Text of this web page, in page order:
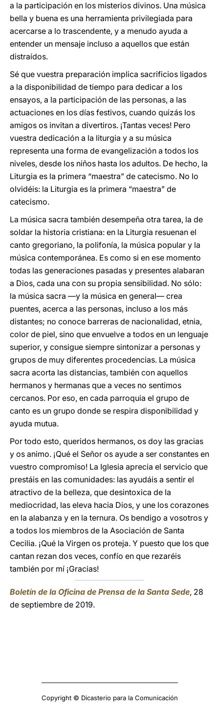
a la participación en los misterios divinos. Una música
bella y buena es una herramienta privilegiada para
acercarse a lo trascendente, y a menudo ayuda a
entender un mensaje incluso a aquellos que están
distraídos.
Sé que vuestra preparación implica sacrificios ligados
a la disponibilidad de tiempo para dedicar a los
ensayos, a la participación de las personas, a las
actuaciones en los días festivos, cuando quizás los
amigos os invitan a divertiros. ¡Tantas veces! Pero
vuestra dedicación a la liturgia y a su música
representa una forma de evangelización a todos los
niveles, desde los niños hasta los adultos. De hecho, la
Liturgia es la primera “maestra” de catecismo. No lo
olvidéis: la Liturgia es la primera “maestra” de
catecismo.
La música sacra también desempeña otra tarea, la de
soldar la historia cristiana: en la Liturgia resuenan el
canto gregoriano, la polifonía, la música popular y la
música contemporánea. Es como si en ese momento
todas las generaciones pasadas y presentes alabaran
a Dios, cada una con su propia sensibilidad. No sólo:
la música sacra ―y la música en general― crea
puentes, acerca a las personas, incluso a los más
distantes; no conoce barreras de nacionalidad, etnia,
color de piel, sino que envuelve a todos en un lenguaje
superior, y consigue siempre sintonizar a personas y
grupos de muy diferentes procedencias. La música
sacra acorta las distancias, también con aquellos
hermanos y hermanas que a veces no sentimos
cercanos. Por eso, en cada parroquia el grupo de
canto es un grupo donde se respira disponibilidad y
ayuda mutua.
Por todo esto, queridos hermanos, os doy las gracias
y os animo. ¡Qué el Señor os ayude a ser constantes en
vuestro compromiso! La Iglesia aprecia el servicio que
prestáis en las comunidades: las ayudáis a sentir el
atractivo de la belleza, que desintoxica de la
mediocridad, las eleva hacia Dios, y une los corazones
en la alabanza y en la ternura. Os bendigo a vosotros y
a todos los miembros de la Asociación de Santa
Cecilia. ¡Qué la Virgen os proteja. Y puesto que los que
cantan rezan dos veces, confío en que rezaréis
también por mí ¡Gracias!
Boletín de la Oficina de Prensa de la Santa Sede, 28
de septiembre de 2019.
Copyright © Dicasterio para la Comunicación